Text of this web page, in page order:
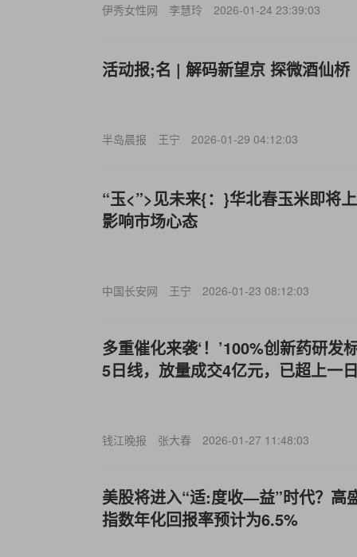
伊秀女性网 李慧玲 2026-01-24 23:39:03
活动报;名 | 解码新望京 探微酒仙桥
半岛晨报 王宁 2026-01-29 04:12:03
“玉<”>见未来{：}华北春玉米即将
影响市场心态
中国长安网 王宁 2026-01-23 08:12:03
多重催化来袭‘！’100%创新药研发
5日线，放量成交4亿元，已超上一
钱江晚报 张大春 2026-01-27 11:48:03
美股将进入“适:度收—益”时代？高
指数年化回报率预计为6.5%